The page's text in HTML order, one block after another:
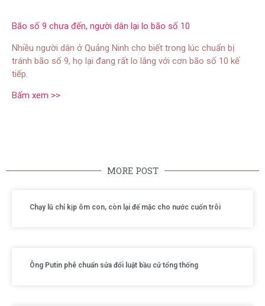
Bão số 9 chưa đến, người dân lại lo bão số 10
Nhiều người dân ở Quảng Ninh cho biết trong lúc chuẩn bị
tránh bão số 9, họ lại đang rất lo lắng với cơn bão số 10 kế
tiếp.
Bấm xem >>
MORE POST
Chạy lũ chỉ kịp ôm con, còn lại để mặc cho nước cuốn trôi
Ông Putin phê chuẩn sửa đổi luật bầu cử tổng thống